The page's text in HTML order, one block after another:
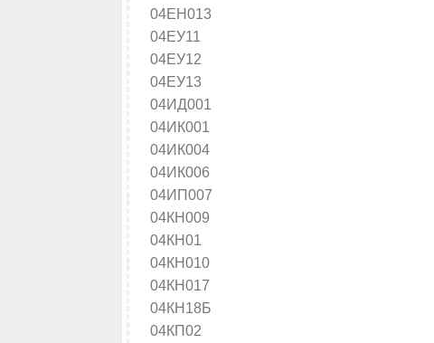
04ЕН013
04ЕУ11
04ЕУ12
04ЕУ13
04ИД001
04ИК001
04ИК004
04ИК006
04ИП007
04КН009
04КН01
04КН010
04КН017
04КН18Б
04КП02